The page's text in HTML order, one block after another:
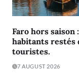
Faro hors
habitants restés
touristes.
7 AUGUST 2026